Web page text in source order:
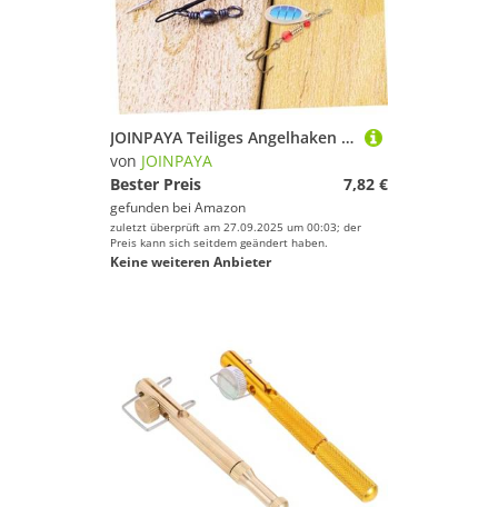
JOINPAYA Teiliges Angelhaken aus Rostfreiem und Leichtes Tragbares Angelzubehör für Köder und Kunstköderangeln Widerstandsfähig und Vielseitig Einsetzbar für Verschiedene Gewässer und
von JOINPAYA
Bester Preis
7,82 €
gefunden bei Amazon
zuletzt überprüft am 27.09.2025 um 00:03; der
Preis kann sich seitdem geändert haben.
Keine weiteren Anbieter